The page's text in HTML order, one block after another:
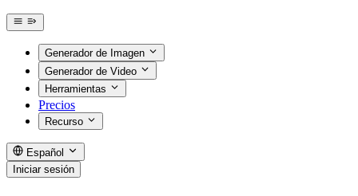
Generador de Imagen
Generador de Video
Herramientas
Precios
Recurso
Español
Iniciar sesión